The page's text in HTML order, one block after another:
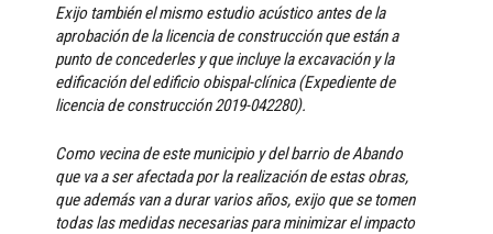
Exijo también el mismo estudio acústico antes de la
aprobación de la licencia de construcción que están a
punto de concederles y que incluye la excavación y la
edificación del edificio obispal-clínica (Expediente de
licencia de construcción 2019-042280).
Como vecina de este municipio y del barrio de Abando
que va a ser afectada por la realización de estas obras,
que además van a durar varios años, exijo que se tomen
todas las medidas necesarias para minimizar el impacto